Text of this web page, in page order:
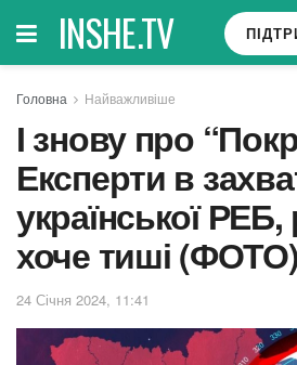
INSHE.TV
Головна Найважливіше
І знову про
Експерти в
української
хоче тиші (ФОТО)
24 Січня 2024, 11:41